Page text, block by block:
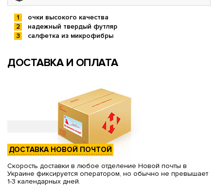
очки высокого качества
надежный твердый футляр
салфетка из микрофибры
ДОСТАВКА И ОПЛАТА
ДОСТАВКА НОВОЙ ПОЧТОЙ
Скорость доставки в любое отделение Новой почты в
Украине фиксируется оператором, но обычно не превышает
1-3 календарных дней.